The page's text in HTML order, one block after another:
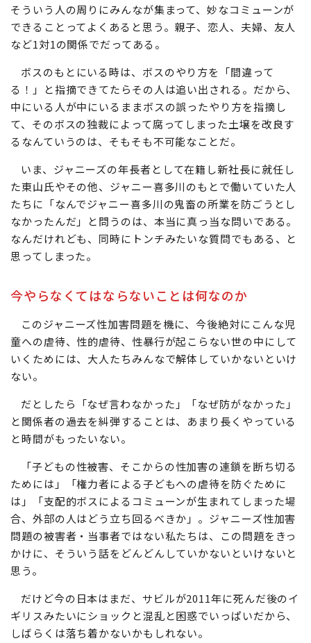
そういう人の周りにみんなが集まって、妙なコミューンが
できることってよくあると思う。親子、恋人、夫婦、友人
など1対1の関係でだってある。
ボスのもとにいる時は、ボスのやり方を「間違って
る！」と指摘できてたらその人は追い出される。だから、
中にいる人が中にいるままボスの誤ったやり方を指摘し
て、そのボスの独裁によって腐ってしまった土壌を改良す
るなんていうのは、そもそも不可能なことだ。
いま、ジャニーズの年長者として在籍し新社長に就任し
た東山氏やその他、ジャニー喜多川のもとで働いていた人
たちに「なんでジャニー喜多川の鬼畜の所業を防ごうとし
なかったんだ」と問うのは、本当に真っ当な問いである。
なんだけれども、同時にトンチみたいな質問でもある、と
思ってしまった。
今やらなくてはならないことは何なのか
このジャニーズ性加害問題を機に、今後絶対にこんな児
童への虐待、性的虐待、性暴行が起こらない世の中にして
いくためには、大人たちみんなで解体していかないといけ
ない。
だとしたら「なぜ言わなかった」「なぜ防がなかった」
と関係者の過去を糾弾することは、あまり長くやっている
と時間がもったいない。
「子どもの性被害、そこからの性加害の連鎖を断ち切る
ためには」「権力者による子どもへの虐待を防ぐために
は」「支配的ボスによるコミューンが生まれてしまった場
合、外部の人はどう立ち回るべきか」。ジャニーズ性加害
問題の被害者・当事者ではない私たちは、この問題をきっ
かけに、そういう話をどんどんしていかないといけないと
思う。
だけど今の日本はまだ、サビルが2011年に死んだ後のイ
ギリスみたいにショックと混乱と困惑でいっぱいだから、
しばらくは落ち着かないかもしれない。